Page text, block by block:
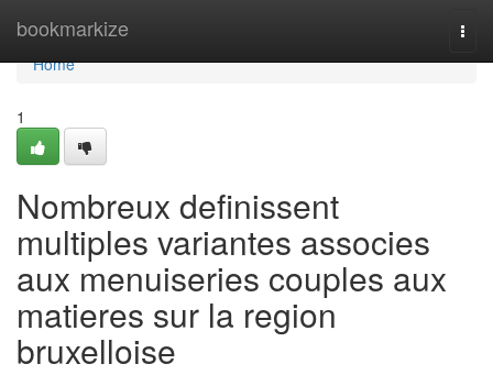
bookmarkize
Home
Home
1
Nombreux definissent
multiples variantes associes
aux menuiseries couples aux
matieres sur la region
bruxelloise